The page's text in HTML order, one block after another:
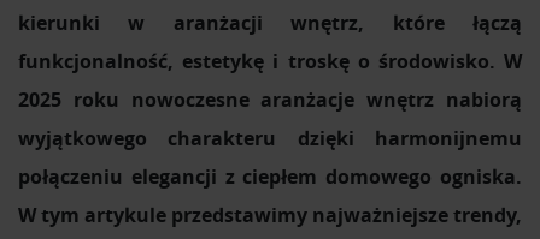
kierunki w aranżacji wnętrz, które łączą
funkcjonalność, estetykę i troskę o środowisko. W
2025 roku nowoczesne aranżacje wnętrz nabiorą
wyjątkowego charakteru dzięki harmonijnemu
połączeniu elegancji z ciepłem domowego ogniska.
W tym artykule przedstawimy najważniejsze trendy,